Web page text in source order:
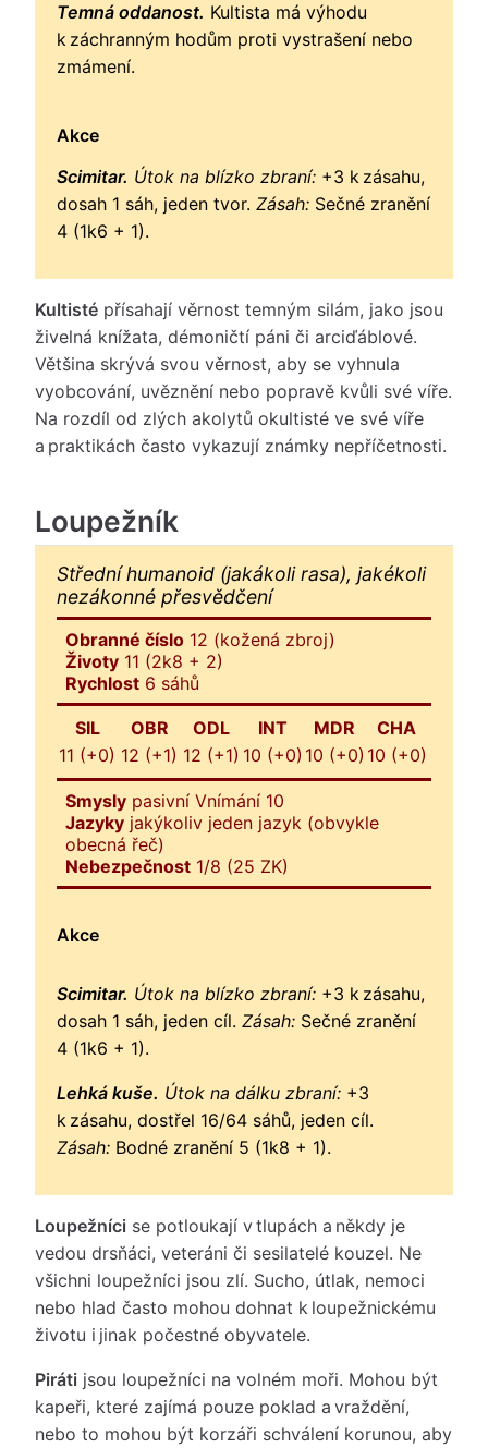
Temná oddanost. Kultista má výhodu
k záchranným hodům proti vystrašení nebo
zmámení.
Akce
Scimitar. Útok na blízko zbraní: +3 k zásahu,
dosah 1 sáh, jeden tvor. Zásah: Sečné zranění
4 (1k6 + 1).
Kultisté přísahají věrnost temným silám, jako jsou
živelná knížata, démoničtí páni či arciďáblové.
Většina skrývá svou věrnost, aby se vyhnula
vyobcování, uvěznění nebo popravě kvůli své víře.
Na rozdíl od zlých akolytů okultisté ve své víře
a praktikách často vykazují známky nepříčetnosti.
Loupežník
Střední humanoid (jakákoli rasa), jakékoli
nezákonné přesvědčení
Obranné číslo 12 (kožená zbroj)
Životy 11 (2k8 + 2)
Rychlost 6 sáhů
SIL
11 (+0)
OBR
12 (+1)
ODL
12 (+1)
INT
10 (+0)
MDR
10 (+0)
CHA
10 (+0)
Smysly pasivní Vnímání 10
Jazyky jakýkoliv jeden jazyk (obvykle
obecná řeč)
Nebezpečnost 1/8 (25 ZK)
Akce
Scimitar. Útok na blízko zbraní: +3 k zásahu,
dosah 1 sáh, jeden cíl. Zásah: Sečné zranění
4 (1k6 + 1).
Lehká kuše. Útok na dálku zbraní: +3
k zásahu, dostřel 16/64 sáhů, jeden cíl.
Zásah: Bodné zranění 5 (1k8 + 1).
Loupežníci se potloukají v tlupách a někdy je
vedou drsňáci, veteráni či sesilatelé kouzel. Ne
všichni loupežníci jsou zlí. Sucho, útlak, nemoci
nebo hlad často mohou dohnat k loupežnickému
životu i jinak počestné obyvatele.
Piráti jsou loupežníci na volném moři. Mohou být
kapeři, které zajímá pouze poklad a vraždění,
nebo to mohou být korzáři schválení korunou, aby